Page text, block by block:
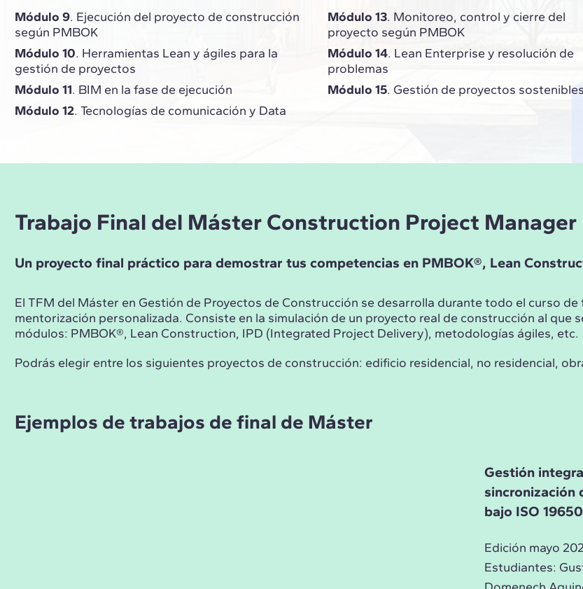
Módulo 9. Ejecución del proyecto de construcción
según PMBOK
Módulo 10. Herramientas Lean y ágiles para la
gestión de proyectos
Módulo 11. BIM en la fase de ejecución
Módulo 12. Tecnologías de comunicación y Data
Módulo 13. Monitoreo, control y cierre del
proyecto según PMBOK
Módulo 14. Lean Enterprise y resolución de
problemas
Módulo 15. Gestión de proyectos sostenibles
Trabajo Final del Máster Construction Project Manager
Un proyecto final práctico para demostrar tus competencias en PMBOK®, Lean
El TFM del Máster en Gestión de Proyectos de Construcción se desarrolla durante todo el curso
mentorización personalizada. Consiste en la simulación de un proyecto real de construcción al que
módulos: PMBOK®, Lean Construction, IPD (Integrated Project Delivery), metodologías ágiles, etc.
Podrás elegir entre los siguientes proyectos de construcción: edificio residencial, no residencial,
Ejemplos de trabajos de final de Máster
Gestión
sincronización
bajo ISO
Edición mayo
Estudiantes: